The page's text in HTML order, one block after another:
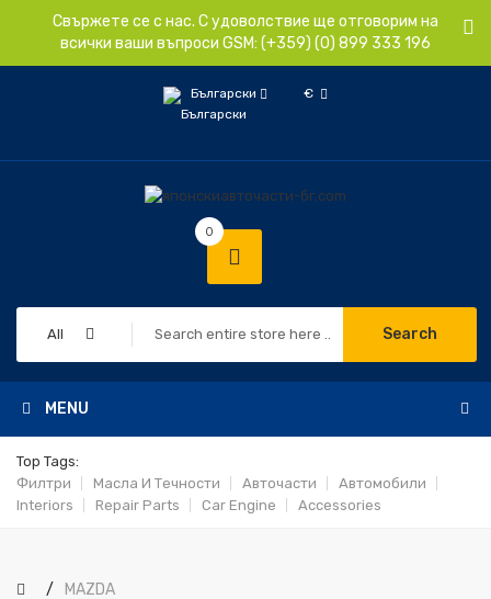
Свържете се с нас. С удоволствие ще отговорим на
всички ваши въпроси GSM: (+359) (0) 899 333 196
Български €
0
All Search
MENU
Top Tags:
Филтри
Масла И Течности Авточасти
Автомобили
Interiors
Repair Parts Car Engine Accessories
MAZDA